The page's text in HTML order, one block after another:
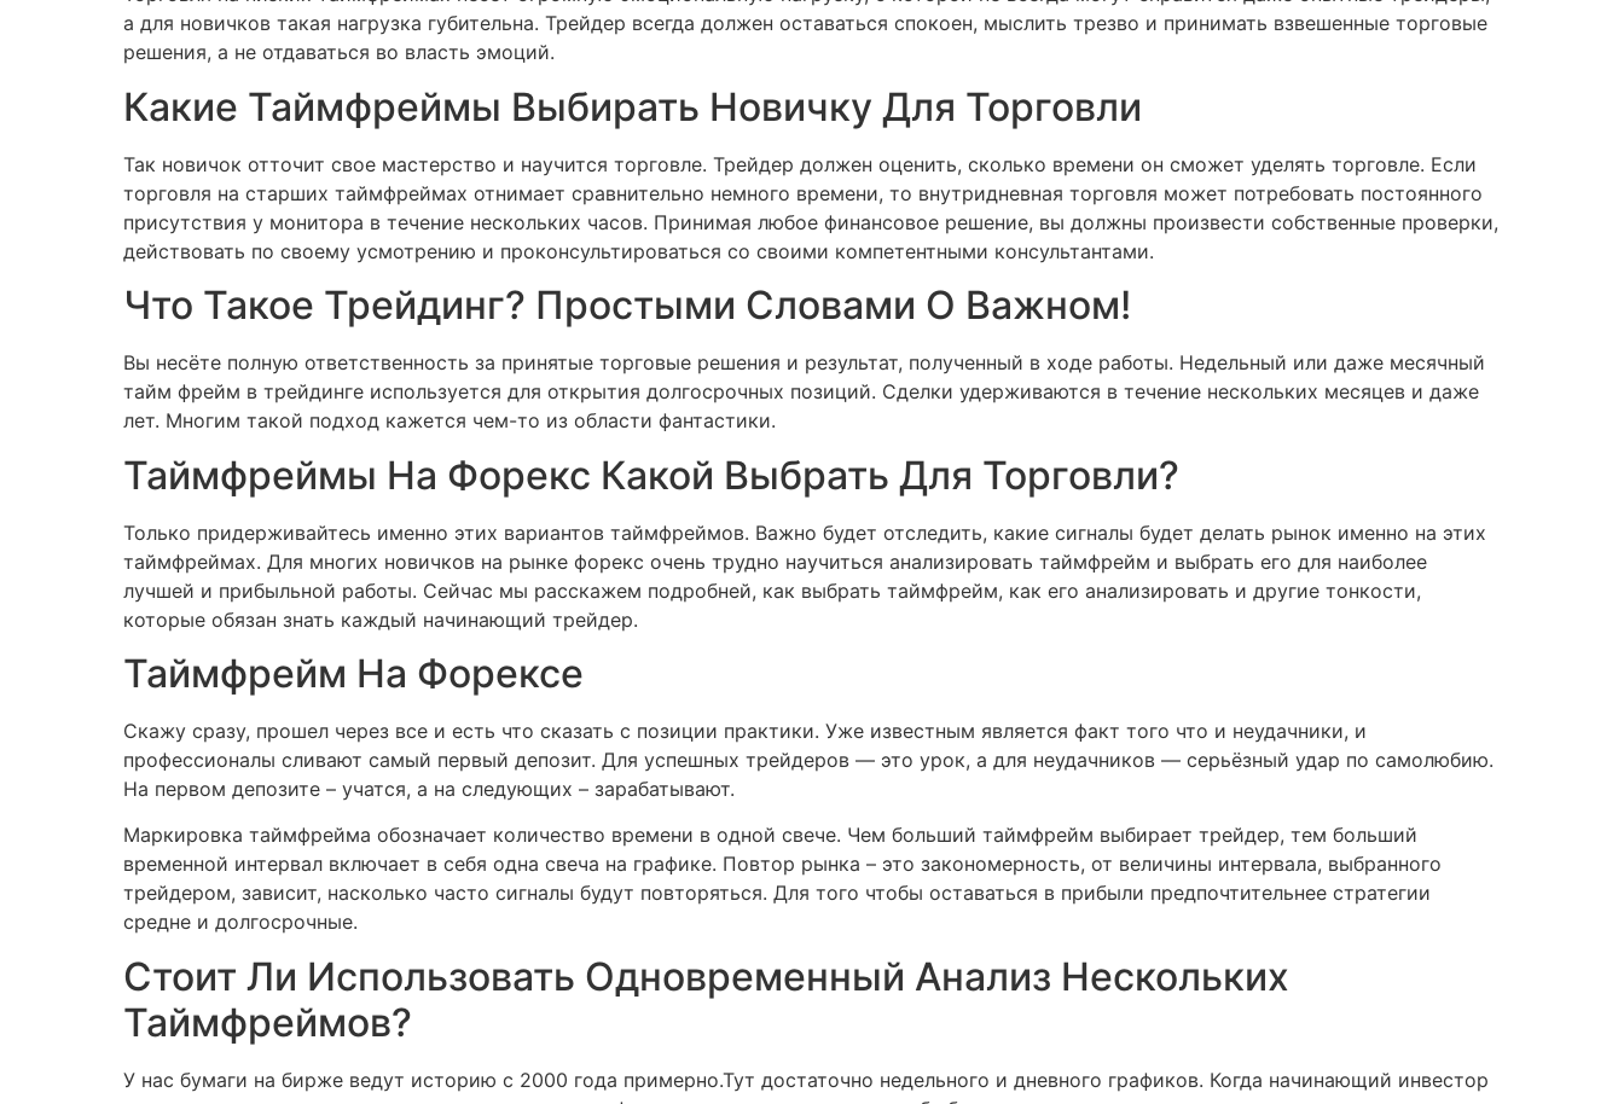
а для новичков такая нагрузка губительна. Трейдер всегда должен оставаться спокоен, мыслить трезво и принимать взвешенные торговые
решения, а не отдаваться во власть эмоций.
Какие Таймфреймы Выбирать Новичку Для Торговли
Так новичок отточит свое мастерство и научится торговле. Трейдер должен оценить, сколько времени он сможет уделять торговле. Если
торговля на старших таймфреймах отнимает сравнительно немного времени, то внутридневная торговля может потребовать постоянного
присутствия у монитора в течение нескольких часов. Принимая любое финансовое решение, вы должны произвести собственные проверки,
действовать по своему усмотрению и проконсультироваться со своими компетентными консультантами.
Что Такое Трейдинг? Простыми Словами О Важном!
Вы несёте полную ответственность за принятые торговые решения и результат, полученный в ходе работы. Недельный или даже месячный
тайм фрейм в трейдинге используется для открытия долгосрочных позиций. Сделки удерживаются в течение нескольких месяцев и даже
лет. Многим такой подход кажется чем-то из области фантастики.
Таймфреймы На Форекс Какой Выбрать Для Торговли?
Только придерживайтесь именно этих вариантов таймфреймов. Важно будет отследить, какие сигналы будет делать рынок именно на этих
таймфреймах. Для многих новичков на рынке форекс очень трудно научиться анализировать таймфрейм и выбрать его для наиболее
лучшей и прибыльной работы. Сейчас мы расскажем подробней, как выбрать таймфрейм, как его анализировать и другие тонкости,
которые обязан знать каждый начинающий трейдер.
Таймфрейм На Форексе
Скажу сразу, прошел через все и есть что сказать с позиции практики. Уже известным является факт того что и неудачники, и
профессионалы сливают самый первый депозит. Для успешных трейдеров — это урок, а для неудачников — серьёзный удар по самолюбию.
На первом депозите – учатся, а на следующих – зарабатывают.
Маркировка таймфрейма обозначает количество времени в одной свече. Чем больший таймфрейм выбирает трейдер, тем больший
временной интервал включает в себя одна свеча на графике. Повтор рынка – это закономерность, от величины интервала, выбранного
трейдером, зависит, насколько часто сигналы будут повторяться. Для того чтобы оставаться в прибыли предпочтительнее стратегии
средне и долгосрочные.
Стоит Ли Использовать Одновременный Анализ Нескольких
Таймфреймов?
У нас бумаги на бирже ведут историю с 2000 года примерно.Тут достаточно недельного и дневного графиков. Когда начинающий инвестор